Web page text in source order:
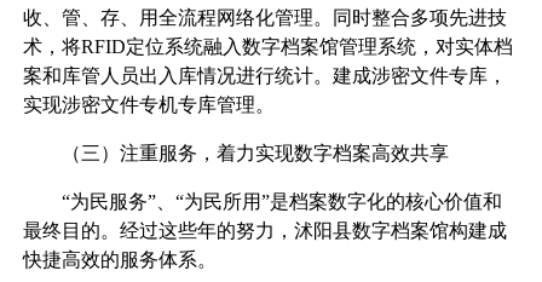
收、管、存、用全流程网络化管理。同时整合多项先进技
术，将RFID定位系统融入数字档案馆管理系统，对实体档
案和库管人员出入库情况进行统计。建成涉密文件专库，
实现涉密文件专机专库管理。
（三）注重服务，着力实现数字档案高效共享
“为民服务”、“为民所用”是档案数字化的核心价值和
最终目的。经过这些年的努力，沭阳县数字档案馆构建成
快捷高效的服务体系。